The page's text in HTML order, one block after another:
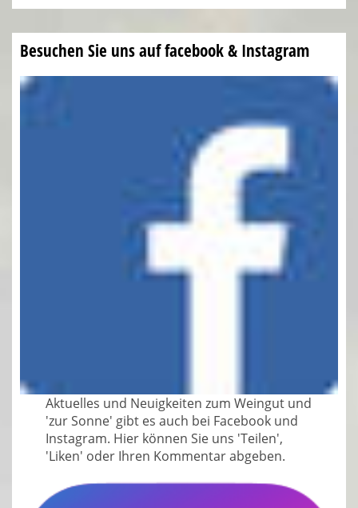
Besuchen Sie uns auf facebook & Instagram
Aktuelles und Neuigkeiten zum Weingut und
'zur Sonne' gibt es auch bei Facebook und
Instagram. Hier können Sie uns 'Teilen',
'Liken' oder Ihren Kommentar abgeben.